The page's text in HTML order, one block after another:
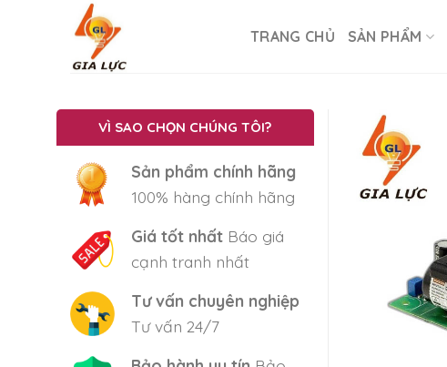
TRANG CHỦ SẢN PHẨM
VÌ SAO CHỌN CHÚNG TÔI?
Sản phẩm chính hãng
100% hàng chính hãng
Giá tốt nhấtBáo giá
cạnh tranh nhất
Tư vấn chuyên nghiệp
Tư vấn 24/7